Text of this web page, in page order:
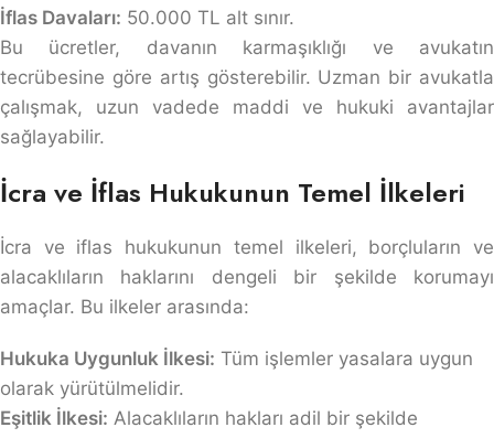
İflas Davaları: 50.000 TL alt sınır.
Bu ücretler, davanın karmaşıklığı ve avukatın
tecrübesine göre artış gösterebilir. Uzman bir avukatla
çalışmak, uzun vadede maddi ve hukuki avantajlar
sağlayabilir.
İcra ve İflas Hukukunun Temel İlkeleri
İcra ve iflas hukukunun temel ilkeleri, borçluların ve
alacaklıların haklarını dengeli bir şekilde korumayı
amaçlar. Bu ilkeler arasında:
Hukuka Uygunluk İlkesi: Tüm işlemler yasalara uygun
olarak yürütülmelidir.
Eşitlik İlkesi: Alacaklıların hakları adil bir şekilde